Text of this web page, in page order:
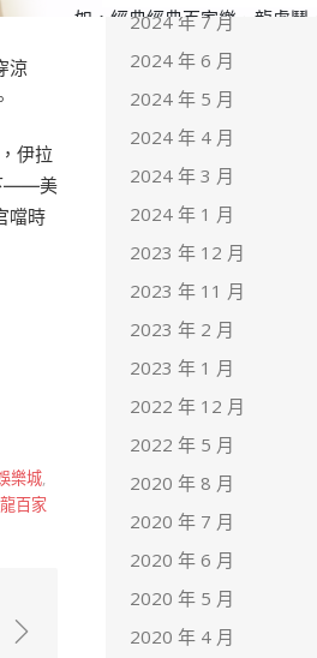
涼
伊拉
――美
噹時
樂城,
百家
2024 年 7 月
2024 年 6 月
2024 年 5 月
2024 年 4 月
2024 年 3 月
2024 年 1 月
2023 年 12 月
2023 年 11 月
2023 年 2 月
2023 年 1 月
2022 年 12 月
2022 年 5 月
2020 年 8 月
2020 年 7 月
2020 年 6 月
2020 年 5 月
2020 年 4 月